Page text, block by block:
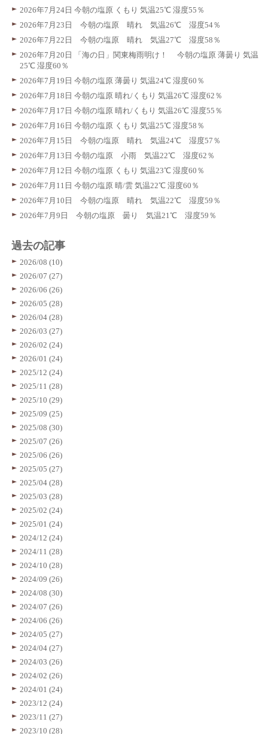
2026年7月24日 今朝の塩原 くもり 気温25℃ 湿度55％
2026年7月23日 今朝の塩原 晴れ 気温26℃ 湿度54％
2026年7月22日 今朝の塩原 晴れ 気温27℃ 湿度58％
2026年7月20日 「海の日」関東梅雨明け！ 今朝の塩原 薄曇り 気温
25℃ 湿度60％
2026年7月19日 今朝の塩原 薄曇り 気温24℃ 湿度60％
2026年7月18日 今朝の塩原 晴れ/くもり 気温26℃ 湿度62％
2026年7月17日 今朝の塩原 晴れ/くもり 気温26℃ 湿度55％
2026年7月16日 今朝の塩原 くもり 気温25℃ 湿度58％
2026年7月15日 今朝の塩原 晴れ 気温24℃ 湿度57％
2026年7月13日 今朝の塩原 小雨 気温22℃ 湿度62％
2026年7月12日 今朝の塩原 くもり 気温23℃ 湿度60％
2026年7月11日 今朝の塩原 晴/雲 気温22℃ 湿度60％
2026年7月10日 今朝の塩原 晴れ 気温22℃ 湿度59％
2026年7月9日 今朝の塩原 曇り 気温21℃ 湿度59％
過去の記事
2026/08 (10)
2026/07 (27)
2026/06 (26)
2026/05 (28)
2026/04 (28)
2026/03 (27)
2026/02 (24)
2026/01 (24)
2025/12 (24)
2025/11 (28)
2025/10 (29)
2025/09 (25)
2025/08 (30)
2025/07 (26)
2025/06 (26)
2025/05 (27)
2025/04 (28)
2025/03 (28)
2025/02 (24)
2025/01 (24)
2024/12 (24)
2024/11 (28)
2024/10 (28)
2024/09 (26)
2024/08 (30)
2024/07 (26)
2024/06 (26)
2024/05 (27)
2024/04 (27)
2024/03 (26)
2024/02 (26)
2024/01 (24)
2023/12 (24)
2023/11 (27)
2023/10 (28)